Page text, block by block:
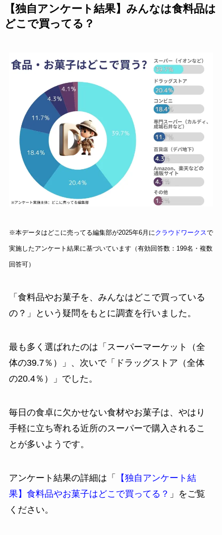
【独自アンケート結果】みんなは食料品は
どこで買ってる？
※本データはどこに売ってる編集部が2025年6月にクラウドワークスで
実施したアンケート結果に基づいています（有効回答数：199名・複数
回答可）
「食料品やお菓子を、みんなはどこで買っている
の？」という疑問をもとに調査を行いました。
最も多く選ばれたのは「スーパーマーケット（全
体の39.7％）」、次いで「ドラッグストア（全体
の20.4％）」でした。
毎日の食卓に欠かせない食材やお菓子は、やはり
手軽に立ち寄れる近所のスーパーで購入されるこ
とが多いようです。
アンケート結果の詳細は「
【独自アンケート結
果】食料品やお菓子はどこで買ってる？ 」をご覧
ください。